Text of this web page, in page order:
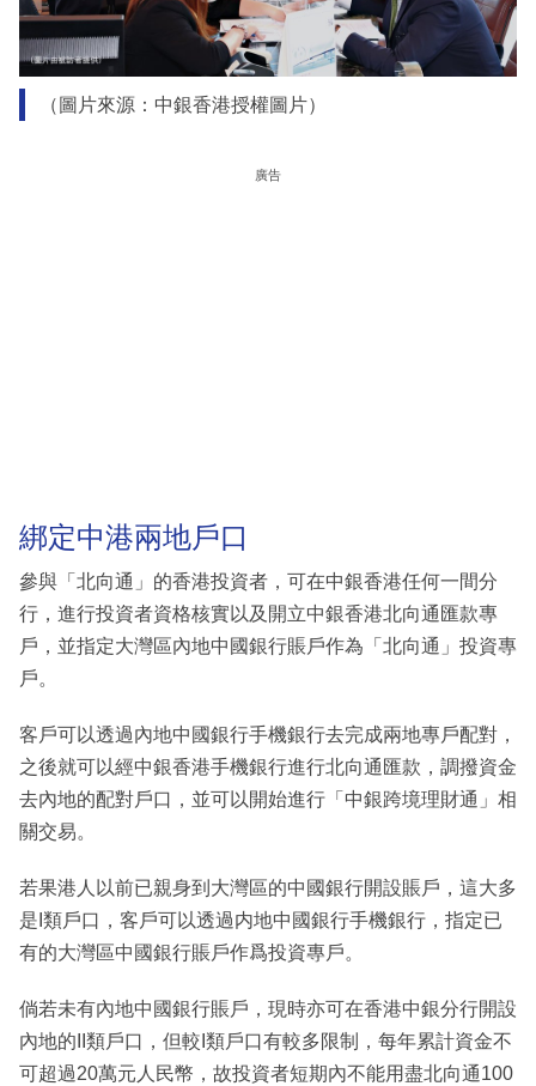
（圖片來源：中銀香港授權圖片）
廣告
綁定中港兩地戶口
參與「北向通」的香港投資者，可在中銀香港任何一間分
行，進行投資者資格核實以及開立中銀香港北向通匯款專
戶，並指定大灣區內地中國銀行賬戶作為「北向通」投資專
戶。
客戶可以透過內地中國銀行手機銀行去完成兩地專戶配對，
之後就可以經中銀香港手機銀行進行北向通匯款，調撥資金
去內地的配對戶口，並可以開始進行「中銀跨境理財通」相
關交易。
若果港人以前已親身到大灣區的中國銀行開設賬戶，這大多
是I類戶口，客戶可以透過内地中國銀行手機銀行，指定已
有的大灣區中國銀行賬戶作爲投資專戶。
倘若未有內地中國銀行賬戶，現時亦可在香港中銀分行開設
內地的II類戶口，但較I類戶口有較多限制，每年累計資金不
可超過20萬元人民幣，故投資者短期內不能用盡北向通100